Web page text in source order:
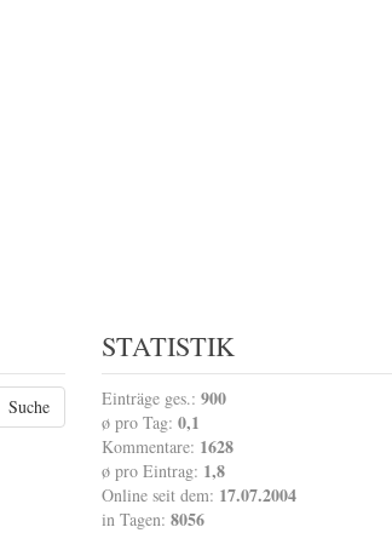
STATISTIK
Einträge ges.: 900
ø pro Tag: 0,1
Kommentare: 1628
ø pro Eintrag: 1,8
Online seit dem: 17.07.2004
in Tagen: 8056